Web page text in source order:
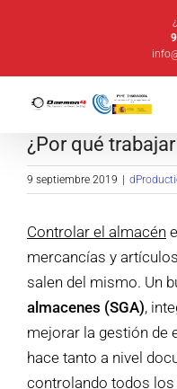
¿Por qué
9 septiembre 2019
Controlar el almacén
mercancías y
salen del mismo. Un
almacenes (SGA),
mejorar la gestión de
hace tanto a nivel
controlando todos